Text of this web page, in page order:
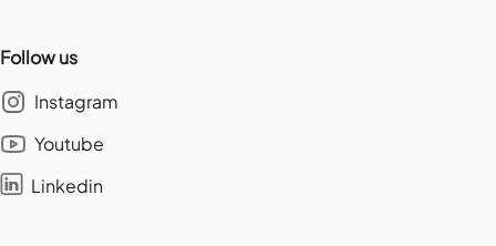
Follow us
Instagram
Youtube
Linkedin